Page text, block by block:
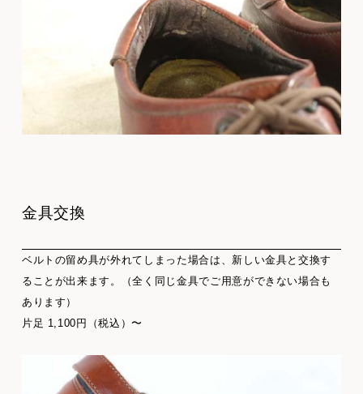
金具交換
ベルトの留め具が外れてしまった場合は、新しい金具と交換す
ることが出来ます。（全く同じ金具でご用意ができない場合も
あります）
片足 1,100円（税込）〜